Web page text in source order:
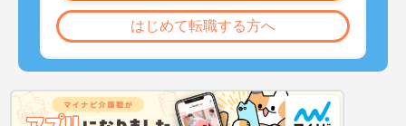
はじめて転職する方へ